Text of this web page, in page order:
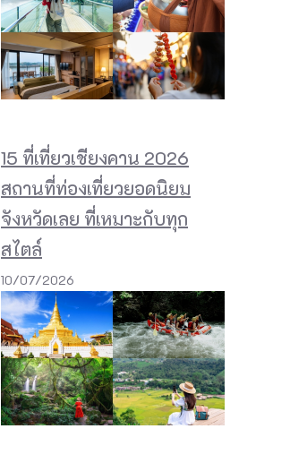
15 ที่เที่ยวเชียงคาน 2026
สถานที่ท่องเที่ยวยอดนิยม
จังหวัดเลย ที่เหมาะกับทุก
สไตล์
10/07/2026